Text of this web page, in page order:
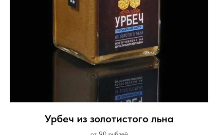
Урбеч из золотистого льна